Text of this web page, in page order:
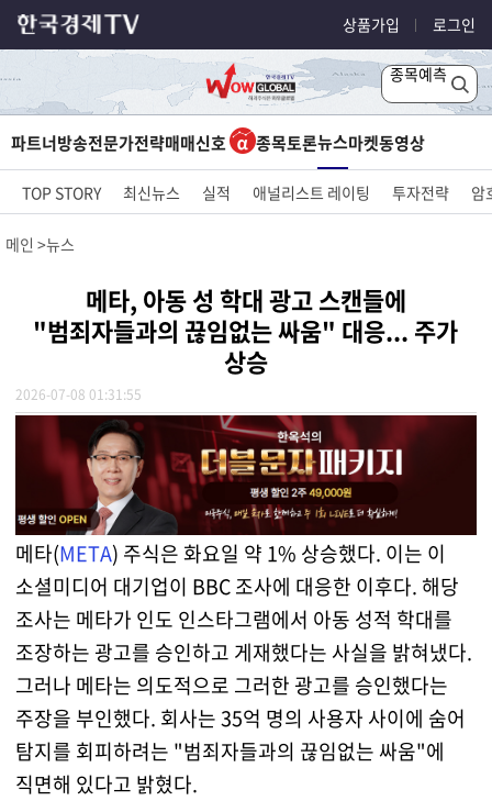
상품가입 로그인
종목예측
파트너방송전문가전략매매신호 종목토론뉴스마켓동영상
TOP STORY 최신뉴스 실적 애널리스트 레이팅 투자전략 암
메인 뉴스
메타, 아동 성 학대 광고 스캔들에
"범죄자들과의 끊임없는 싸움" 대응... 주가
상승
2026-07-08 01:31:55
메타(META) 주식은 화요일 약 1% 상승했다. 이는 이
소셜미디어 대기업이 BBC 조사에 대응한 이후다. 해당
조사는 메타가 인도 인스타그램에서 아동 성적 학대를
조장하는 광고를 승인하고 게재했다는 사실을 밝혀냈다.
그러나 메타는 의도적으로 그러한 광고를 승인했다는
주장을 부인했다. 회사는 35억 명의 사용자 사이에 숨어
탐지를 회피하려는 "범죄자들과의 끊임없는 싸움"에
직면해 있다고 밝혔다.